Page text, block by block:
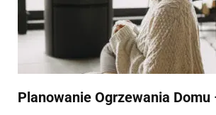
Planowanie Ogrzewania